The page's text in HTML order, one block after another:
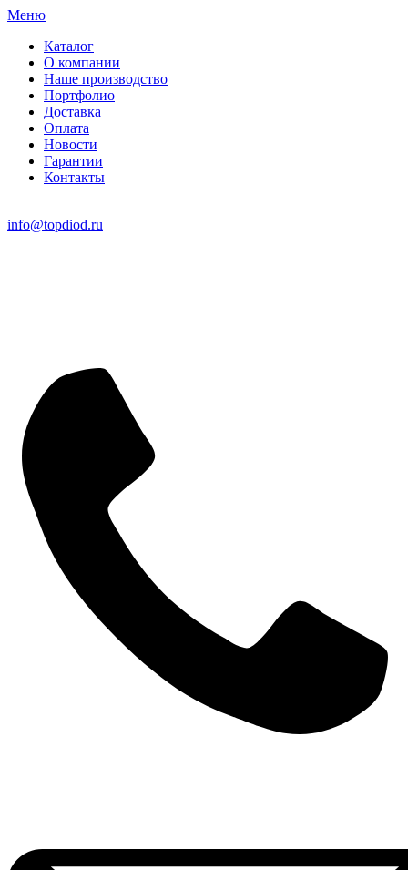
Меню
Каталог
О компании
Наше производство
Портфолио
Доставка
Оплата
Новости
Гарантии
Контакты
info@topdiod.ru